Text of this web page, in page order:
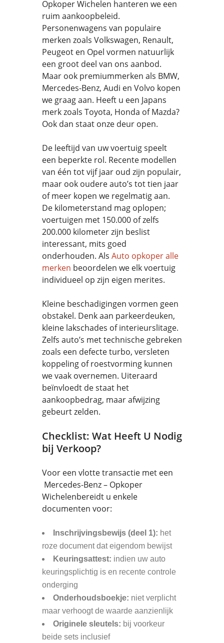
Opkoper Wichelen hanteren we een
ruim aankoopbeleid.
Personenwagens van populaire
merken zoals Volkswagen, Renault,
Peugeot en Opel vormen natuurlijk
een groot deel van ons aanbod.
Maar ook premiummerken als BMW,
Mercedes-Benz, Audi en Volvo kopen
we graag aan. Heeft u een Japans
merk zoals Toyota, Honda of Mazda?
Ook dan staat onze deur open.
De leeftijd van uw voertuig speelt
een beperkte rol. Recente modellen
van één tot vijf jaar oud zijn populair,
maar ook oudere auto’s tot tien jaar
of meer kopen we regelmatig aan.
De kilometerstand mag oplopen;
voertuigen met 150.000 of zelfs
200.000 kilometer zijn beslist
interessant, mits goed
onderhouden. Als Auto opkoper alle
merken beoordelen we elk voertuig
individueel op zijn eigen merites.
Kleine beschadigingen vormen geen
obstakel. Denk aan parkeerdeuken,
kleine lakschades of interieurslitage.
Zelfs auto’s met technische gebreken
zoals een defecte turbo, versleten
koppeling of roestvorming kunnen
we vaak overnemen. Uiteraard
beïnvloedt de staat het
aankoopbedrag, maar afwijzing
gebeurt zelden.
Checklist: Wat Heeft U Nodig
bij Verkoop?
Voor een vlotte transactie met een
Mercedes-Benz – Opkoper
Wichelenbereidt u enkele
documenten voor:
Inschrijvingsbewijs (deel 1): het
roze document dat eigendom bewijst
Keuringsattest: indien uw auto
keuringsplichtig is en recente controle
onderging
Onderhoudsboekje: niet verplicht
maar verhoogt de waarde aanzienlijk
Originele sleutels: bij voorkeur
beide sets inclusief